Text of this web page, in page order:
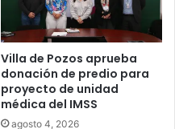
Villa de Pozos aprueba
donación de predio para
proyecto de unidad
médica del IMSS
agosto 4, 2026